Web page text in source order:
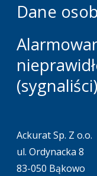
Dane
(sygnaliści)
Ackurat Sp. Z o.o.
ul. Ordynacka 8
83-050 Bąkowo